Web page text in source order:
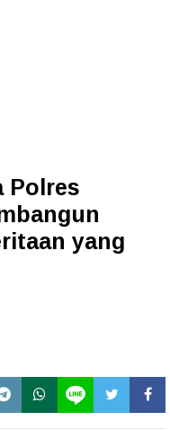
Polres
yang